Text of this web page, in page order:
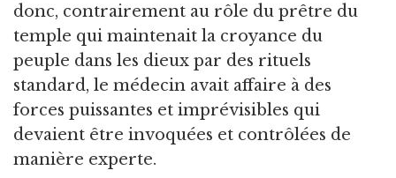
donc, contrairement au rôle du prêtre du
temple qui maintenait la croyance du
peuple dans les dieux par des rituels
standard, le médecin avait affaire à des
forces puissantes et imprévisibles qui
devaient être invoquées et contrôlées de
manière experte.